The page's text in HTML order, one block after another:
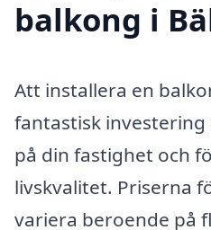
balkong i
Att installera en
fantastisk
på din fastighet och
livskvalitet. Priserna
variera beroende på